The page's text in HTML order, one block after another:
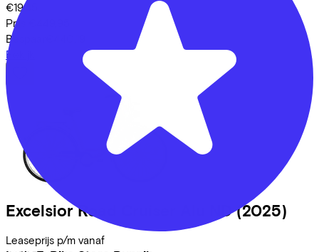
€19,45
Prijs
Bespaar
Bekijk
Excelsior Road Cruiser Alu ND (2025)
Leaseprijs p/m vanaf